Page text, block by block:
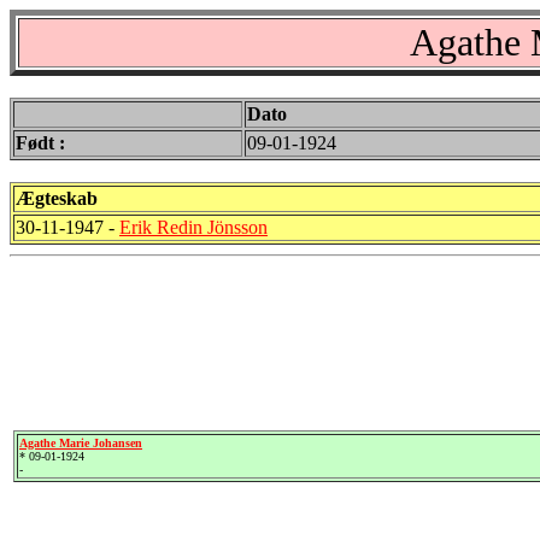
Agathe
Dato
Født :
09-01-1924
Ægteskab
30-11-1947 - Erik Redin Jönsson
Agathe Marie Johansen
* 09-01-1924
-